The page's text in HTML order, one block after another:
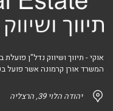
אוקי - תיווך ושיווק נדל"ן
המשרד אורן קרמונה אשר פועל
יהודה הלוי 39, הרצליה